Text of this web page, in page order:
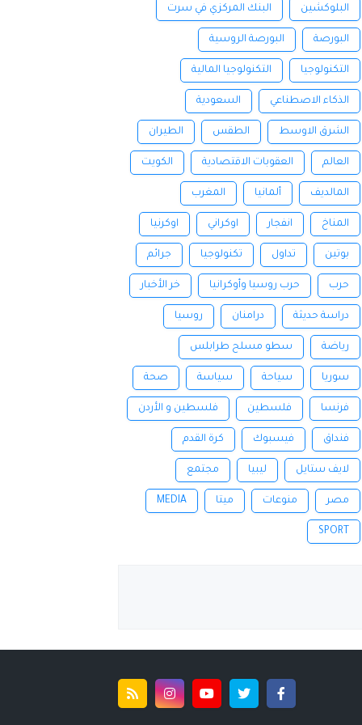
البلوكشين البنك المركزي في سرت
البورصة البورصة الروسية
التكنولوجيا التكنولوجيا المالية
الذكاء الاصطناعي السعودية
الشرق الاوسط الطقس الطيران
العالم العقوبات الاقتصادية الكويت
المالديف ألمانيا المغرب
المناخ انفجار اوكراني اوكرنيا
بوتين تداول تكنولوجيا جرائم
حرب حرب روسيا وأوكرانيا خر الأخبار
دراسة حديثة درامنان روسيا
رياضة سطو مسلح طرابلس
سوريا سياحة سياسة صحة
فرنسا فلسطين فلسطين و الأردن
فنداق فيسبوك كرة القدم
لايف ستايل ليبيا مجتمع
مصر منوعات ميتا MEDIA
SPORT